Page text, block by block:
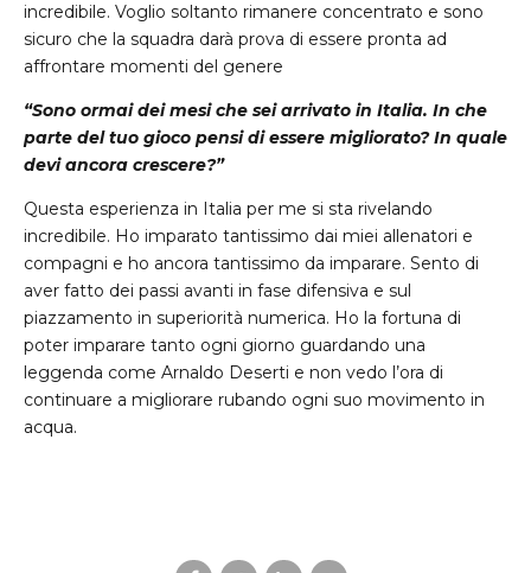
incredibile. Voglio soltanto rimanere concentrato e sono
sicuro che la squadra darà prova di essere pronta ad
affrontare momenti del genere
“Sono ormai dei mesi che sei arrivato in Italia. In che
parte del tuo gioco pensi di essere migliorato? In quale
devi ancora crescere?”
Questa esperienza in Italia per me si sta rivelando
incredibile. Ho imparato tantissimo dai miei allenatori e
compagni e ho ancora tantissimo da imparare. Sento di
aver fatto dei passi avanti in fase difensiva e sul
piazzamento in superiorità numerica. Ho la fortuna di
poter imparare tanto ogni giorno guardando una
leggenda come Arnaldo Deserti e non vedo l’ora di
continuare a migliorare rubando ogni suo movimento in
acqua.